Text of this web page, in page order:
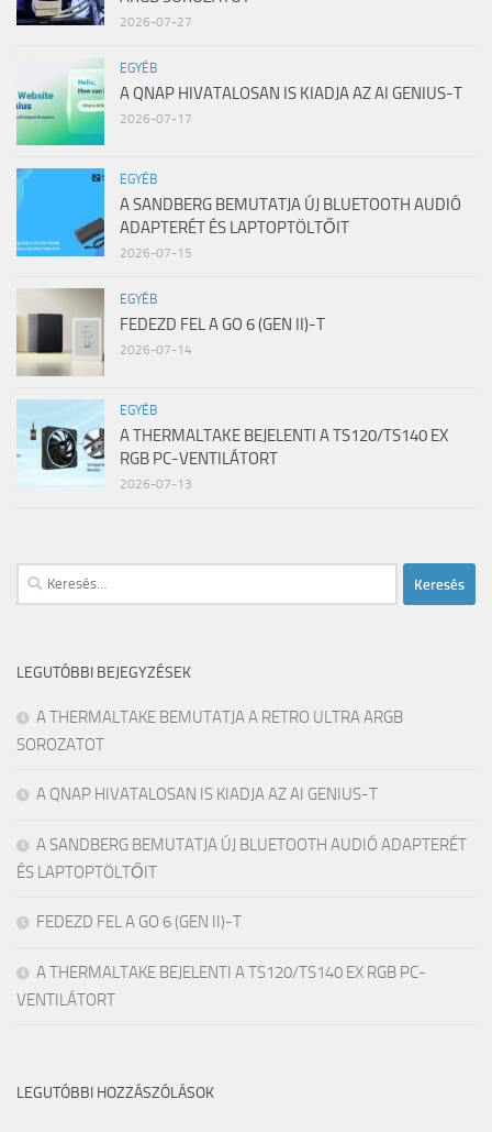
2026-07-27
EGYÉB
A QNAP HIVATALOSAN IS KIADJA AZ AI GENIUS-T
2026-07-17
EGYÉB
A SANDBERG BEMUTATJA ÚJ BLUETOOTH AUDIÓ
ADAPTERÉT ÉS LAPTOPTÖLTŐIT
2026-07-15
EGYÉB
FEDEZD FEL A GO 6 (GEN II)-T
2026-07-14
EGYÉB
A THERMALTAKE BEJELENTI A TS120/TS140 EX
RGB PC-VENTILÁTORT
2026-07-13
Keresés:
LEGUTÓBBI BEJEGYZÉSEK
A THERMALTAKE BEMUTATJA A RETRO ULTRA ARGB
SOROZATOT
A QNAP HIVATALOSAN IS KIADJA AZ AI GENIUS-T
A SANDBERG BEMUTATJA ÚJ BLUETOOTH AUDIÓ ADAPTERÉT
ÉS LAPTOPTÖLTŐIT
FEDEZD FEL A GO 6 (GEN II)-T
A THERMALTAKE BEJELENTI A TS120/TS140 EX RGB PC-
VENTILÁTORT
LEGUTÓBBI HOZZÁSZÓLÁSOK